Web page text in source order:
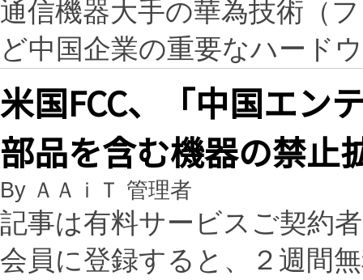
通信機器大手の華為技術（
ど中国企業の重要なハード
米国FCC、「中国エン
部品を含む機器の禁止
By ＡＡｉＴ 管理者
記事は有料サービスご契約
会員に登録すると、２週間